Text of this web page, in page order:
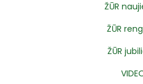
ŽŪR
ŽŪR
ŽŪR